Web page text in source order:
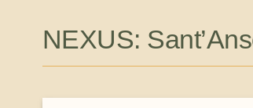
NEXUS: